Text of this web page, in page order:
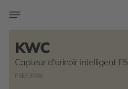
KWC
Capteur d'urinoir intelligent F5
F5EF3008